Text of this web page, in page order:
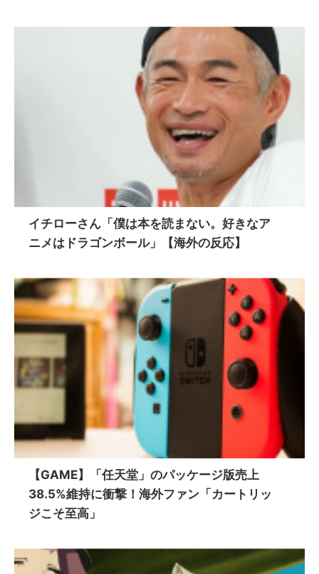
イチローさん「僕は本を読まない。好きなア
ニメはドラゴンボール」【海外の反応】
【GAME】「任天堂」のパッケージ版売上
38.5%維持に衝撃！海外ファン「カートリッ
ジこそ至高」